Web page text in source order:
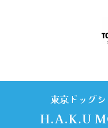
東京ドッグ
H.A.K.U